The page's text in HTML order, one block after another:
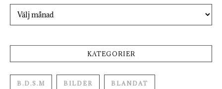
Arkiv
KATEGORIER
B.D.S.M BILDER BLANDAT